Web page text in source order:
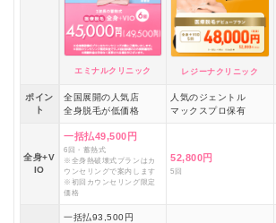
エミナルクリニック レジーナクリニック
ポイン
ト
全国展開の人気店
全身脱毛が低価格
人気のジェントル
マックスプロ保有
全身+V
IO
一括払49,500円
6回・蓄熱式
※全身熱破壊式プランはカ
ウンセリングで案内します
※初回カウンセリング限定
価格
52,800円
5回
一括払93,500円